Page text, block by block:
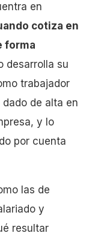
en
cotiza en
forma
desarrolla su
trabajador
de alta en
y lo
por cuenta
las de
y
resultar